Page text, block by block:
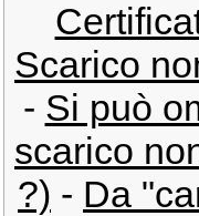
Scarico
- Si può
scarico
?) - Da